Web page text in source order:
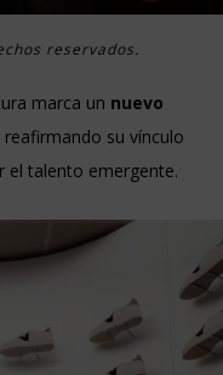
reservados.
marca un nuevo
reafirmando su vínculo
el talento emergente.